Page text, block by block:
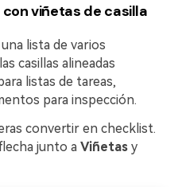
viñetas de casilla
lista de varios
casillas alineadas
listas de tareas,
para inspección.
convertir en checklist.
junto a Viñetas y